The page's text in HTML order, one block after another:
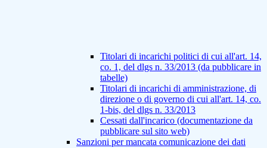
Titolari di incarichi politici di cui all'art. 14,
co. 1, del dlgs n. 33/2013 (da pubblicare in
tabelle)
Titolari di incarichi di amministrazione, di
direzione o di governo di cui all'art. 14, co.
1-bis, del dlgs n. 33/2013
Cessati dall'incarico (documentazione da
pubblicare sul sito web)
Sanzioni per mancata comunicazione dei dati